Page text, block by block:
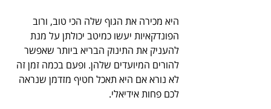
היא מכירה את הגוף שלה הכי טוב, ורוב
הפונדקאיות יעשו כמיטב יכולתן על מנת
להעניק את התינוק הבריא ביותר שאפשר
להורים המיועדים שלהן. ופעם בכמה זמן זה
לא נורא אם היא תאכל חטיף מזדמן שנראה
לכם פחות אידיאלי.